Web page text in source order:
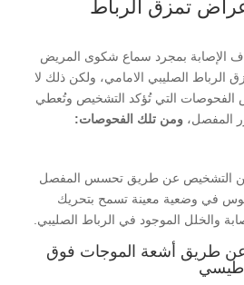
تمزق الرباط
الإصابة بمجرد سماع شكوى المريض
الصليبي الامامي، ولكن ذلك لا
التي تُؤكد التشخيص وتُعطي
المفصل،ومن تلك الفحوصات:
من التشخيص عن طريق تحسس المفصل
في وضعية معينة تسمح بتحريك
والخلل الموجود في الرباط الصليبي.
طريق أشعة الموجات فوق